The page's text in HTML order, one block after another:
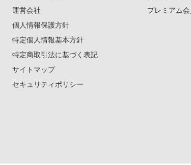
運営会社
個人情報保護方針
特定個人情報基本方針
特定商取引法に基づく表記
サイトマップ
セキュリティポリシー
プレミアム